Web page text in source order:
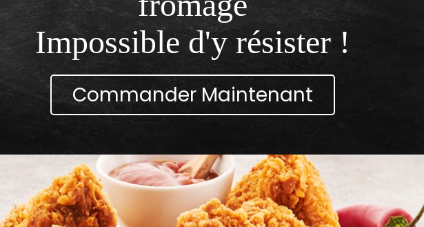
Impossible d'y résister !
Commander Maintenant